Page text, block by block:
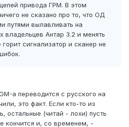
привода ГРМ. В этом
не сказано про то, что ОД
путями вылавливать на
владельцев Антар 3.2 и менять
сигнализатор и сканер не
а переводится с русского на
это факт. Если кто-то из
остальные (читай - лохи) пусть
кончится и, со временем, -